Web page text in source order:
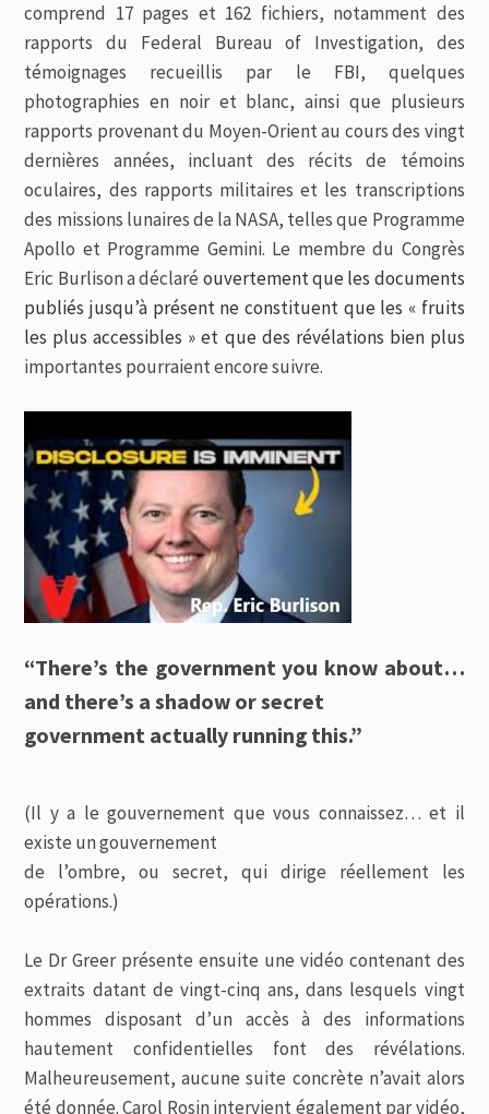
comprend 17 pages et 162 fichiers, notamment des
rapports du Federal Bureau of Investigation, des
témoignages recueillis par le FBI, quelques
photographies en noir et blanc, ainsi que plusieurs
rapports provenant du Moyen-Orient au cours des vingt
dernières années, incluant des récits de témoins
oculaires, des rapports militaires et les transcriptions
des missions lunaires de la NASA, telles que Programme
Apollo et Programme Gemini. Le membre du Congrès
Eric Burlison a déclaré ouvertement que les documents
publiés jusqu’à présent ne constituent que les « fruits
les plus accessibles » et que des révélations bien plus
importantes pourraient encore suivre.
“There’s the government you know about…
and there’s a shadow or secret
government actually running this.”
(Il y a le gouvernement que vous connaissez… et il
existe un gouvernement
de l’ombre, ou secret, qui dirige réellement les
opérations.)
Le Dr Greer présente ensuite une vidéo contenant des
extraits datant de vingt-cinq ans, dans lesquels vingt
hommes disposant d’un accès à des informations
hautement confidentielles font des révélations.
Malheureusement, aucune suite concrète n’avait alors
été donnée. Carol Rosin intervient également par vidéo,